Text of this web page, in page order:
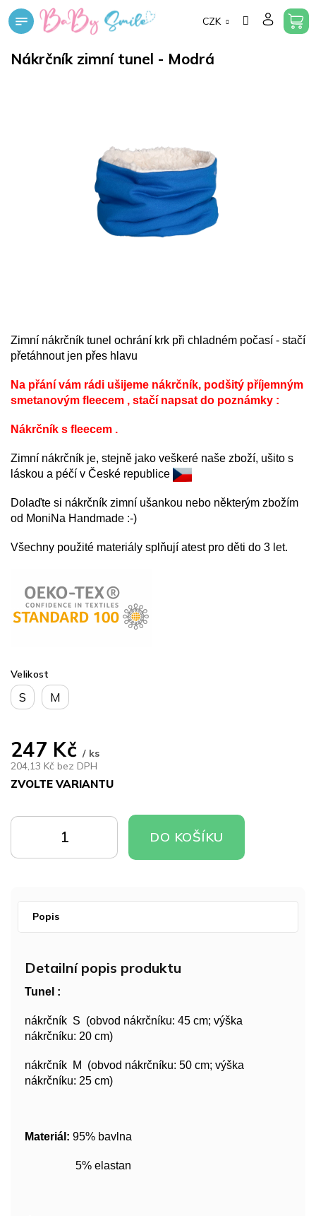
Přejít
na
CZK
Nákrčník zimní tunel - Modrá
247 Kč/ ks
204,13 Kč bez DPH
ZVOLTE VARIANTU
cena:
Velikost
S M
KOŠÍKU
KOŠÍKU
DO KOŠÍKU
Zimní nákrčník tunel ochrání krk při chladném počasí - stačí
přetáhnout jen přes hlavu
Na přání vám rádi ušijeme nákrčník, podšitý příjemným
smetanovým fleecem , stačí napsat do poznámky :
Nákrčník s fleecem .
Zimní nákrčník je, stejně jako veškeré naše zboží, ušito s
láskou a péčí v České republice
Dolaďte si nákrčník zimní ušankou nebo některým zbožím
od MoniNa Handmade :-)
Všechny použité materiály splňují atest pro děti do 3 let.
Popis
Detailní popis produktu
Tunel :
nákrčník S (obvod nákrčníku: 45 cm; výška
nákrčníku: 20 cm)
nákrčník M (obvod nákrčníku: 50 cm; výška
nákrčníku: 25 cm)
Materiál: 95% bavlna
5% elastan